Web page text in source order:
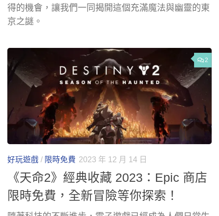
得的機會，讓我們一同揭開這個充滿魔法與幽靈的東
京之謎。
2
好玩遊戲 / 限時免費 2023 年 12 月 14 日
《天命2》經典收藏 2023：Epic 商店
限時免費，全新冒險等你探索！